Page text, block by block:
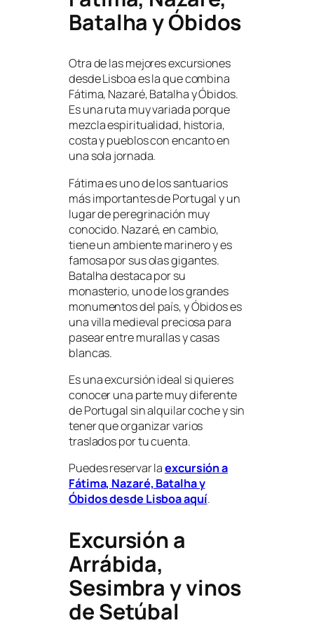
Batalha y Óbidos
Otra de las mejores excursiones
desde Lisboa es la que combina
Fátima, Nazaré, Batalha y Óbidos.
Es una ruta muy variada porque
mezcla espiritualidad, historia,
costa y pueblos con encanto en
una sola jornada.
Fátima es uno de los santuarios
más importantes de Portugal y un
lugar de peregrinación muy
conocido. Nazaré, en cambio,
tiene un ambiente marinero y es
famosa por sus olas gigantes.
Batalha destaca por su
monasterio, uno de los grandes
monumentos del país, y Óbidos es
una villa medieval preciosa para
pasear entre murallas y casas
blancas.
Es una excursión ideal si quieres
conocer una parte muy diferente
de Portugal sin alquilar coche y sin
tener que organizar varios
traslados por tu cuenta.
Puedes reservar laexcursión a
Fátima, Nazaré, Batalha y
Óbidos desde Lisboa aquí.
Excursión a
Arrábida,
Sesimbra y vinos
de Setúbal